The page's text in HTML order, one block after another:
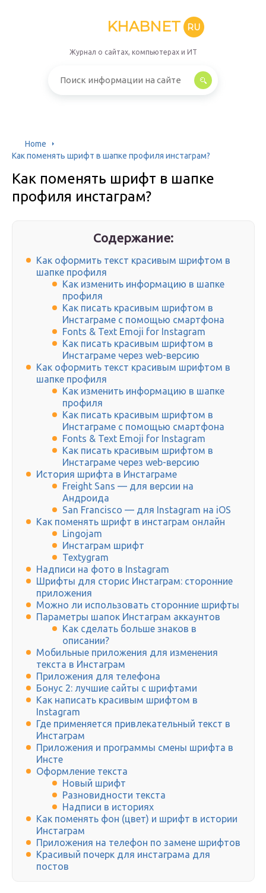
KHABNET RU
Журнал о сайтах, компьютерах и ИТ
Home
Как поменять шрифт в шапке профиля инстаграм?
Как поменять шрифт в шапке
профиля инстаграм?
Содержание:
Как оформить текст красивым шрифтом в
шапке профиля
Как изменить информацию в шапке
профиля
Как писать красивым шрифтом в
Инстаграме с помощью смартфона
Fonts & Text Emoji for Instagram
Как писать красивым шрифтом в
Инстаграме через web-версию
Как оформить текст красивым шрифтом в
шапке профиля
Как изменить информацию в шапке
профиля
Как писать красивым шрифтом в
Инстаграме с помощью смартфона
Fonts & Text Emoji for Instagram
Как писать красивым шрифтом в
Инстаграме через web-версию
История шрифта в Инстаграме
Freight Sans — для версии на
Андроида
San Francisco — для Instagram на iOS
Как поменять шрифт в инстаграм онлайн
Lingojam
Инстаграм шрифт
Textygram
Надписи на фото в Instagram
Шрифты для сторис Инстаграм: сторонние
приложения
Можно ли использовать сторонние шрифты
Параметры шапок Инстаграм аккаунтов
Как сделать больше знаков в
описании?
Мобильные приложения для изменения
текста в Инстаграм
Приложения для телефона
Бонус 2: лучшие сайты с шрифтами
Как написать красивым шрифтом в
Instagram
Где применяется привлекательный текст в
Инстаграм
Приложения и программы смены шрифта в
Инсте
Оформление текста
Новый шрифт
Разновидности текста
Надписи в историях
Как поменять фон (цвет) и шрифт в истории
Инстаграм
Приложения на телефон по замене шрифтов
Красивый почерк для инстаграма для
постов